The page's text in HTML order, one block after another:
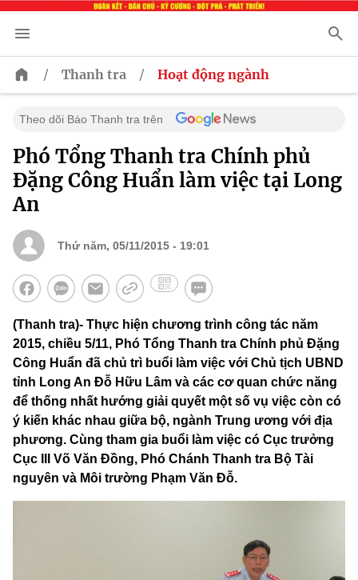
/ Thanh tra / Hoạt động ngành
Theo dõi Báo Thanh tra trên
Phó Tổng Thanh tra Chính phủ
Đặng Công Huẩn làm việc tại Long
An
Thứ năm, 05/11/2015 - 19:01
(Thanh tra)- Thực hiện chương trình công tác năm
2015, chiều 5/11, Phó Tổng Thanh tra Chính phủ Đặng
Công Huẩn đã chủ trì buổi làm việc với Chủ tịch UBND
tỉnh Long An Đỗ Hữu Lâm và các cơ quan chức năng
để thống nhất hướng giải quyết một số vụ việc còn có
ý kiến khác nhau giữa bộ, ngành Trung ương với địa
phương. Cùng tham gia buổi làm việc có Cục trưởng
Cục III Võ Văn Đồng, Phó Chánh Thanh tra Bộ Tài
nguyên và Môi trường Phạm Văn Đỗ.